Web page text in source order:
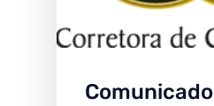
Comunicado